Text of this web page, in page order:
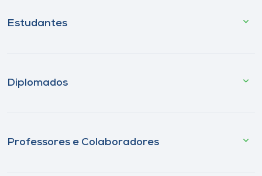
Estudantes
Diplomados
Professores e Colaboradores